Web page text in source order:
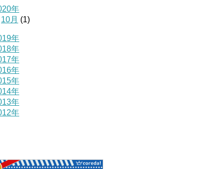
年
10月 (1)
年
年
年
年
年
年
年
年